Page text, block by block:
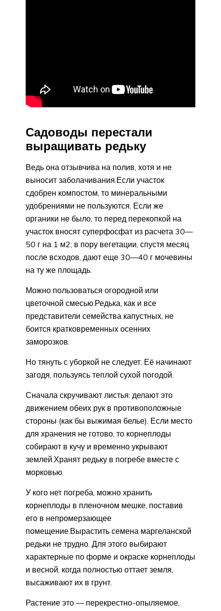
Садоводы перестали
выращивать редьку
Ведь она отзывчива на полив, хотя и не
выносит заболачивания.Если участок
сдобрен компостом, то минеральными
удобрениями не пользуются. Если же
органики не было, то перед перекопкой на
участок вносят суперфосфат из расчета 30—
50 г на 1 м2; в пору вегетации, спустя месяц
после всходов, дают еще 30—40 г мочевины
на ту же площадь.
Можно пользоваться огородной или
цветочной смесью.Редька, как и все
представители семейства капустных, не
боится кратковременных осенних
заморозков.
Но тянуть с уборкой не следует. Её начинают
загодя, пользуясь теплой сухой погодой.
Сначала скручивают листья: делают это
движением обеих рук в противоположные
стороны (как бы выжимая белье). Если место
для хранения не готово, то корнеплоды
собирают в кучу и временно укрывают
землей.Хранят редьку в погребе вместе с
морковью.
У кого нет погреба, можно хранить
корнеплоды в пленочном мешке, поставив
его в непромерзающее
помещение.Вырастить семена маргеланской
редьки не трудно. Для этого выбирают
характерные по форме и окраске корнеплоды
и весной, когда полностью оттает земля,
высаживают их в грунт.
Растение это — перекрестно-опыляемое,